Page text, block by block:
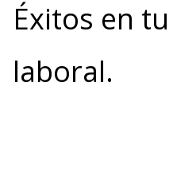
Éxitos en
laboral.